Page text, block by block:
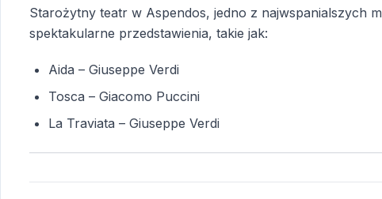
Starożytny teatr w Aspendos, jedno z najwspanialszych
spektakularne przedstawienia, takie jak:
Aida – Giuseppe Verdi
Tosca – Giacomo Puccini
La Traviata – Giuseppe Verdi